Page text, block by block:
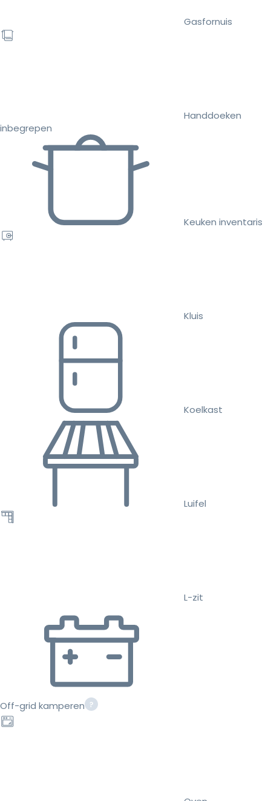
Gasfornuis
Handdoeken
inbegrepen
Keuken inventaris
Kluis
Koelkast
Luifel
L-zit
Off-grid kamperen